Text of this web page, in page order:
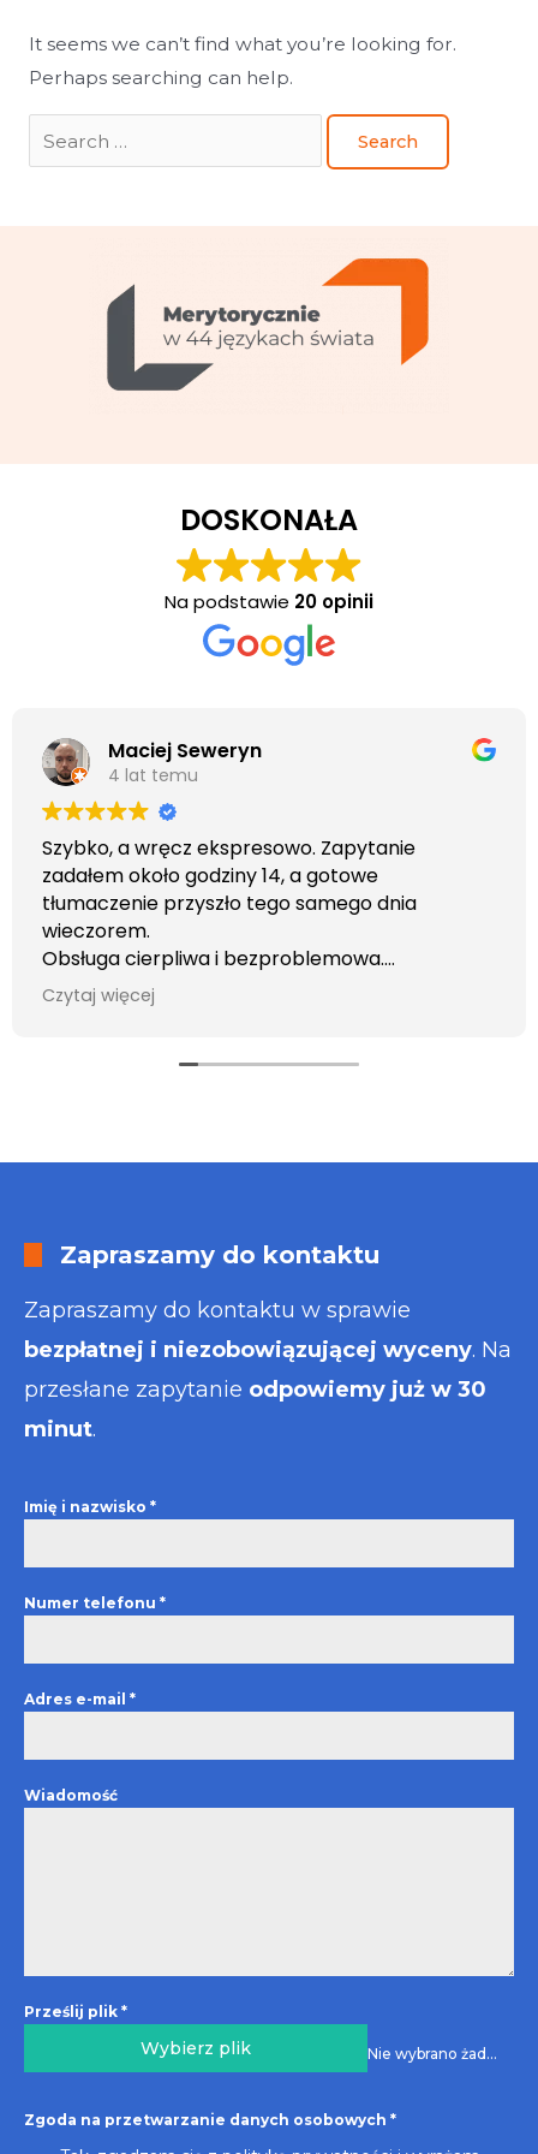
It seems we can’t find what you’re looking for.
Perhaps searching can help.
DOSKONAŁA
Na podstawie 20 opinii
Maciej Seweryn
4 lat temu
Szybko, a wręcz ekspresowo. Zapytanie
zadałem około godziny 14, a gotowe
tłumaczenie przyszło tego samego dnia
wieczorem.
Obsługa cierpliwa i bezproblemowa.
Otrzymałem wszelkie informacje i porady jaka
usługa będzie dla mnie najlepsza. Faktura także
Czytaj więcej
Zapraszamy do kontaktu
Zapraszamy do kontaktu w sprawie
bezpłatnej i niezobowiązującej wyceny. Na
przesłane zapytanie odpowiemy już w 30
minut.
Imię i nazwisko *
Numer telefonu *
Adres e-mail *
Wiadomość
Prześlij plik *
Wybierz plik Nie wybrano żadnego pliku
Zgoda na przetwarzanie danych osobowych *